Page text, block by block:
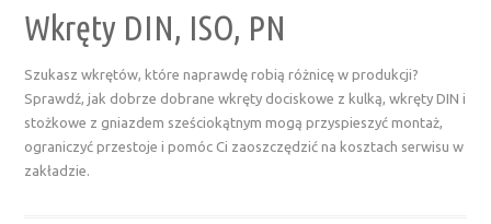
Wkręty DIN, ISO, PN
Szukasz wkrętów, które naprawdę robią różnicę w produkcji?
Sprawdź, jak dobrze dobrane wkręty dociskowe z kulką, wkręty DIN i
stożkowe z gniazdem sześciokątnym mogą przyspieszyć montaż,
ograniczyć przestoje i pomóc Ci zaoszczędzić na kosztach serwisu w
zakładzie.